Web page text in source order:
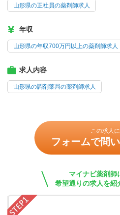
山形県の正社員の薬剤師求人
年収
山形県の年収700万円以上の薬剤師求人
求人内容
山形県の調剤薬局の薬剤師求人
この求人に
フォームで問
マイナビ薬剤師
希望通りの求人を紹